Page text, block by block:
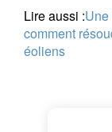
Lire aussi :
comment
éoliens
Vos
notre